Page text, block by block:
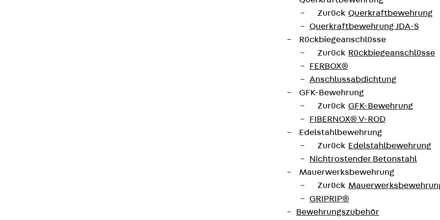
Zurück Querkraftbewehrung
Querkraftbewehrung JDA-S
Rückbiegeanschlüsse
Zurück Rückbiegeanschlüsse
FERBOX®
Anschlussabdichtung
GFK-Bewehrung
Zurück GFK-Bewehrung
FIBERNOX® V-ROD
Edelstahlbewehrung
Zurück Edelstahlbewehrung
Nichtrostender Betonstahl
Mauerwerksbewehrung
Zurück
GRIPRIP®
Bewehrungszubehör